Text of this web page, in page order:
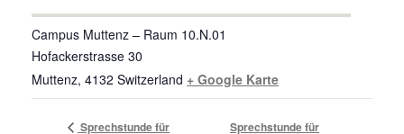
Campus Muttenz – Raum 10.N.01
Hofackerstrasse 30
Muttenz, 4132 Switzerland + Google Karte
Sprechstunde für
Sprechstunde für